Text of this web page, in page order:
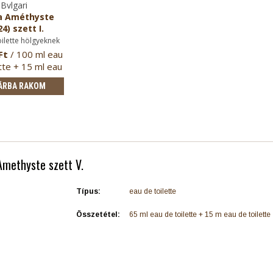
Bvlgari
Améthyste
szett I.
hölgyeknek
/ 100 ml eau
+ 15 ml eau
de …
RAKOM
szett V.
Típus: eau de toilette
Összetétel: 65 ml eau de toilette + 15 m eau de toilette